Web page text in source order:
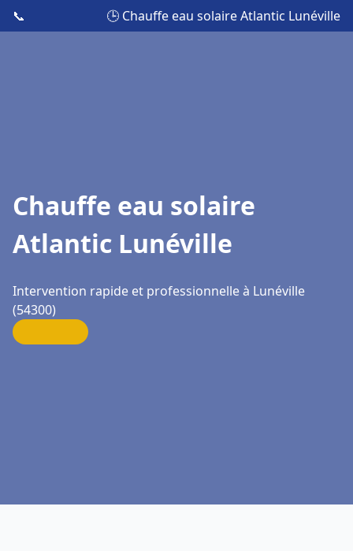
📞 🕒 Chauffe eau solaire Atlantic Lunéville
Chauffe eau solaire
Atlantic Lunéville
Intervention rapide et professionnelle à Lunéville
(54300)